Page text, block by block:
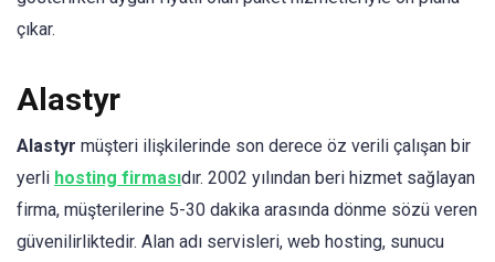
çıkar.
Alastyr
Alastyr müşteri ilişkilerinde son derece öz verili çalışan bir
yerli hosting firmasıdır. 2002 yılından beri hizmet sağlayan
firma, müşterilerine 5-30 dakika arasında dönme sözü veren
güvenilirliktedir. Alan adı servisleri, web hosting, sunucu